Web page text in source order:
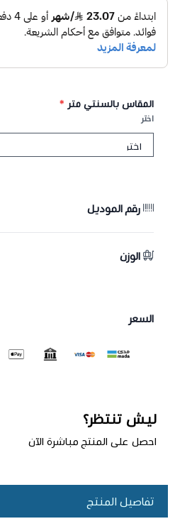
المقاس بالسنتي متر *
اختر
رقم الموديل
الوزن
السعر
ليش تنتظر؟
احصل على المنتج مباشرة الآن
تفاصيل المنتج